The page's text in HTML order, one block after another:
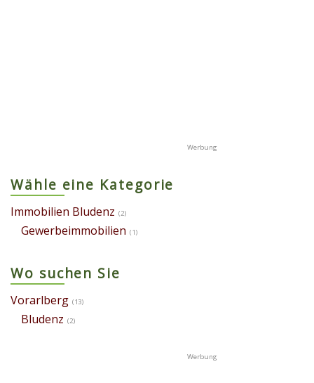
Wähle eine Kategorie
Immobilien Bludenz (2)
Gewerbeimmobilien (1)
Wo suchen Sie
Vorarlberg (13)
Bludenz (2)